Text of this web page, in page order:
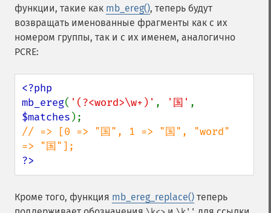
функции, такие как mb_ereg(), теперь будут
возвращать именованные фрагменты как с их
номером группы, так и с их именем, аналогично
PCRE:
<?php
mb_ereg( '(?<word>\w+)' , '国'
$matches
// => [0 => "国", 1 => "国", "word"
?>
Кроме того, функция mb_ereg_replace() теперь